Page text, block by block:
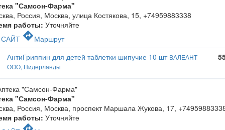
"Самсон-Фарма"
Россия, Москва, улица Костякова, 15, +74959883338
работы: Уточняйте
САЙТ directionsМаршрут
АнтиГриппин для детей таблетки шипучие 10 шт ВАЛЕАНТ
ООО, Нидерланды
"Самсон-Фарма"
Россия, Москва, проспект Маршала Жукова, 17,
работы: Уточняйте